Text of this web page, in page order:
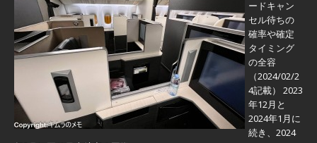
ードキャン
セル待ちの
確率や確定
タイミング
の全容
（2024/02/2
4記載） 2023
年12月と
2024年1月に
続き、2024